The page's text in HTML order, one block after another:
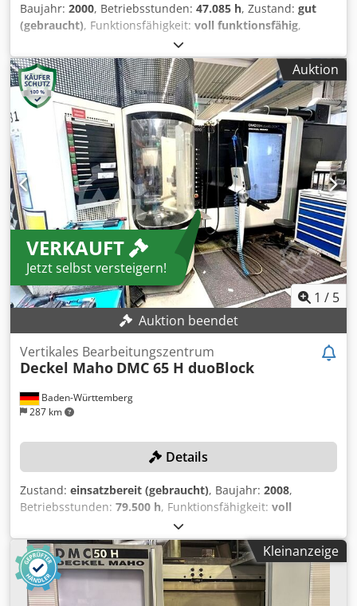
Baujahr: 2000, Betriebsstunden: 47.085 h, Zustand: gut
(gebraucht), Funktionsfähigkeit: voll funktionsfähig,
Maschinen-/Fahrzeugnummer:
Bearbeitungszentrum mit 5 Paletten TECHNISCHE DETAILS
x-Weg: 600 mm y-Weg: 560 mm z-Weg: 560 mm B-Achse
(Tisch): 360° Werkzeugaufnahme: SK 40 Palettengröße: 5 x
500x400 mm Steuerung: Siemens 840D Dcodpslrupasfx
Agvek MASCHINEN DETAILS Anschlussspannung: 300 V / 3
Phasen / 50 Hz Leistung: 60 kVA
Auktion
VERKAUFT
Jetzt selbst versteigern!
1 / 5
Auktion beendet
Baden-Württemberg
287 km
Vertikales Bearbeitungszentrum
Deckel Maho DMC 65 H duoBlock
Details
Zustand: einsatzbereit (gebraucht), Baujahr: 2008,
Betriebsstunden: 79.500 h, Funktionsfähigkeit: voll
, Maschinen-/Fahrzeugnummer:
11710000713, Verfahrweg X-Achse:700 mm, Verfahrweg Y-
Achse:700 mm, Verfahrweg Z-Achse:700 mm,
Steuerungsmodell:HEIDENHAIN iTNC 530,
Werkstückgewicht (max.): 600 kg, Die Spindel der
Kleinanzeige